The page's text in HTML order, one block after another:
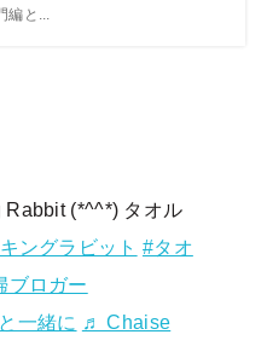
と...
(*^^*) タオル
ングラビット #タオ
ブロガー
一緒に
♬ Chaise